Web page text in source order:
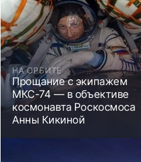
НА ОРБИТЕ
Прощание с экипажем
МКС-74 — в объективе
космонавта Роскосмоса
Анны Кикиной